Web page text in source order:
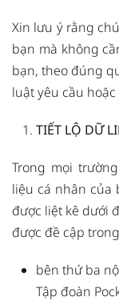
Xin lưu ý rằng
bạn mà không
bạn, theo đúng
luật yêu cầu
TIẾT LỘ DỮ
Trong mọi
liệu cá nhân của
được liệt kê dưới
được đề cập
bên thứ ba
Tập đoàn